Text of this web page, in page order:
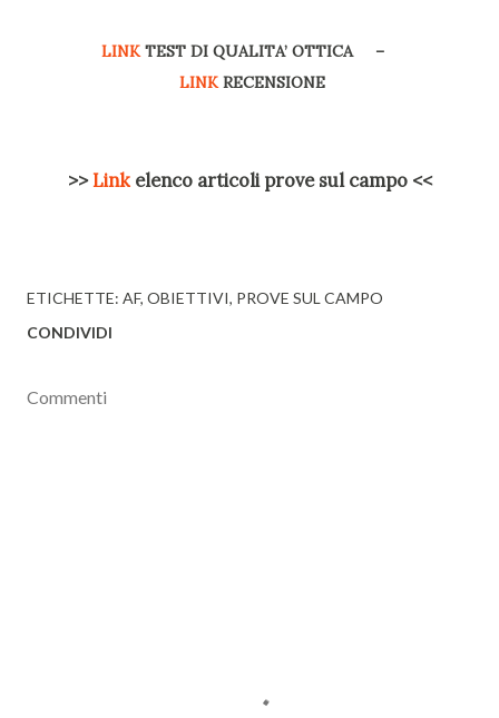
LINK TEST DI QUALITA’ OTTICA –
LINKRECENSIONE
>> Linkelenco articoli prove sul campo <<
ETICHETTE: AF OBIETTIVI PROVE SUL CAMPO
CONDIVIDI
Commenti